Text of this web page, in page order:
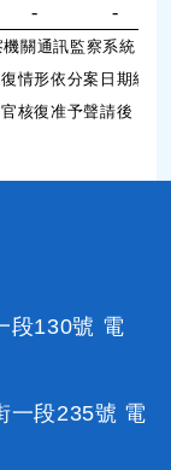
- -
關通訊監察系統
形依分案日期統計
准予聲請後，聲
段130號 電
一段235號 電